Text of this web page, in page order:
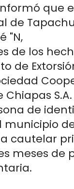
que
de
"N,
de los
de
S.A.
de
municipio
cautelar
meses de